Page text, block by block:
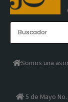
Somos una
5 de Mayo